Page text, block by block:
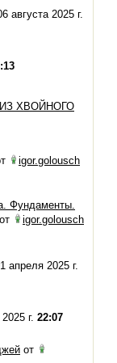
августа 2025 г.
ХВОЙНОГО
igor.golousch
Фундаменты.
от
igor.golousch
апреля 2025 г.
г. 22:07
от